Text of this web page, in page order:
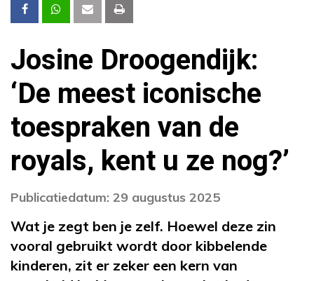
Josine Droogendijk:
‘De meest iconische
toespraken van de
royals, kent u ze nog?’
Publicatiedatum: 29 augustus 2025
Wat je zegt ben je zelf. Hoewel deze zin
vooral gebruikt wordt door kibbelende
kinderen, zit er zeker een kern van